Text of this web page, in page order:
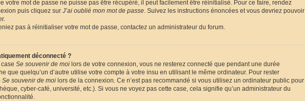
votre mot de passe ne puisse pas être récupéré, il peut facilement être réinitialisé. Pour ce faire, rendez
puis cliquez sur J’ai oublié mon mot de passe . Suivez les instructions énoncées et vous devriez pouvoir
pas à réinitialiser votre mot de passe, contactez un administrateur du forum.
déconnecté ?
Se souvenir de moi lors de votre connexion, vous ne resterez connecté que pendant une durée
que quelqu’un d’autre utilise votre compte à votre insu en utilisant le même ordinateur. Pour rester
Se souvenir de moi lors de la connexion. Ce n’est pas recommandé si vous utilisez un ordinateur public pour
cyber-café, université, etc.). Si vous ne voyez pas cette case, cela signifie qu’un administrateur du